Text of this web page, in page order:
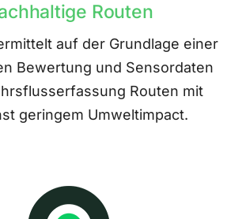
Routen
auf der Grundlage einer
Bewertung und Sensordaten
Routen mit
geringem Umweltimpact.